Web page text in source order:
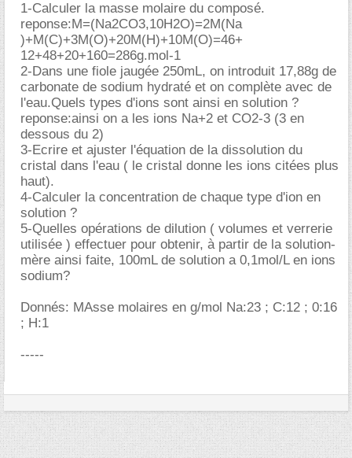
1-Calculer la masse molaire du composé.
reponse:M=(Na2CO3,10H2O)=2M(Na
)+M(C)+3M(O)+20M(H)+10M(O)=46+
12+48+20+160=286g.mol-1
2-Dans une fiole jaugée 250mL, on introduit 17,88g de
carbonate de sodium hydraté et on complète avec de
l'eau.Quels types d'ions sont ainsi en solution ?
reponse:ainsi on a les ions Na+2 et CO2-3 (3 en
dessous du 2)
3-Ecrire et ajuster l'équation de la dissolution du
cristal dans l'eau ( le cristal donne les ions citées plus
haut).
4-Calculer la concentration de chaque type d'ion en
solution ?
5-Quelles opérations de dilution ( volumes et verrerie
utilisée ) effectuer pour obtenir, à partir de la solution-
mère ainsi faite, 100mL de solution a 0,1mol/L en ions
sodium?
Donnés: MAsse molaires en g/mol Na:23 ; C:12 ; 0:16
; H:1
-----